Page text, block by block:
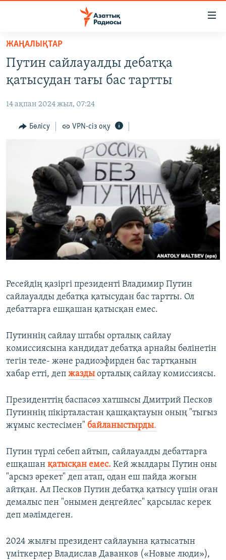
Skip
main
content
to
Navigation
САЯСАТ
AZATTYQTV
ҚАҢТАР ОҚИҒАСЫ
АДАМ ҚҰҚЫҚТАРЫ
АРНАЙЫ ЖОБАЛАР
Русский
ЖАЗЫЛЫҢЫЗ
Басқа тілдерде
ЖАҢАЛЫҚТАР
Путин сайлауалды дебатқа
қатысудан тағы бас тартты
14 ақпан 2024 жыл, 07:24
Бөлісу VPN-сіз оқу
Ресейдің қазіргі президенті Владимир Путин
сайлауалды дебатқа қатысудан бас тартты. Ол
дебаттарға ешқашан қатысқан емес.
Путиннің сайлау штабы орталық сайлау
комиссиясына кандидат дебатқа арнайы бөлінетін
тегін теле- және радиоэфирден бас тартқанын
хабар етті, деп жазды орталық сайлау комиссиясы.
Президенттің баспасөз хатшысы Дмитрий Песков
Путиннің пікірталастан қашқақтауын оның "тығыз
жұмыс кестесімен" байланыстырды.
Путин түрлі себеп айтып, сайлауалды дебаттарға
ешқашан қатысқан емес. Кей жылдары Путин оны
"арсыз әрекет" деп атап, одан еш пайда жоғын
айтқан. Ал Песков Путин дебатқа қатысу үшін оған
демалыс пен "онымен деңгейлес" қарсылас керек
деп мәлімдеген.
2024 жылғы президент сайлауына қатысатын
үміткерлер Владислав Даванков («Новые люди»),